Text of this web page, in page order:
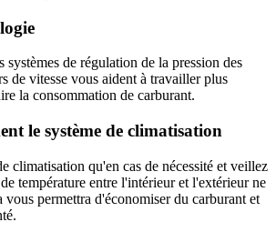
systèmes de régulation de la pression des
de vitesse vous aident à travailler plus
la consommation de carburant.
le système de climatisation
climatisation qu'en cas de nécessité et veillez
température entre l'intérieur et l'extérieur ne
vous permettra d'économiser du carburant et